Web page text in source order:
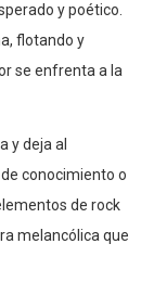
y poético.
flotando y
se enfrenta a la
y deja al
conocimiento o
de rock
melancólica que